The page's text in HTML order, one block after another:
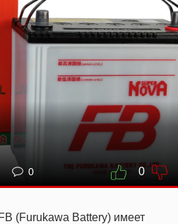
0 0
(Furukawa Battery) имеет